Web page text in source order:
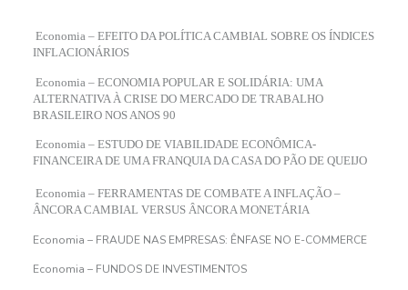
Economia – EFEITO DA POLÍTICA CAMBIAL SOBRE OS ÍNDICES
INFLACIONÁRIOS
Economia – ECONOMIA POPULAR E SOLIDÁRIA: UMA
ALTERNATIVA À CRISE DO MERCADO DE TRABALHO
BRASILEIRO NOS ANOS 90
Economia – ESTUDO DE VIABILIDADE ECONÔMICA-
FINANCEIRA DE UMA FRANQUIA DA CASA DO PÃO DE QUEIJO
Economia – FERRAMENTAS DE COMBATE A INFLAÇÃO –
ÂNCORA CAMBIAL VERSUS ÂNCORA MONETÁRIA
Economia – FRAUDE NAS EMPRESAS: ÊNFASE NO E-COMMERCE
Economia – FUNDOS DE INVESTIMENTOS